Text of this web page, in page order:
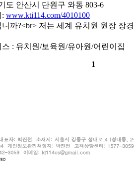
도 안산시 단원구 와동 803-6
: www.kti114.com/4010100
니까?<br> 저는 세계 유치원 원장 장
: 유치원/보육원/유아원/어린이집
1